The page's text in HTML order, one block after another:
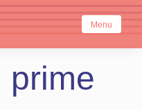
Menu
prime